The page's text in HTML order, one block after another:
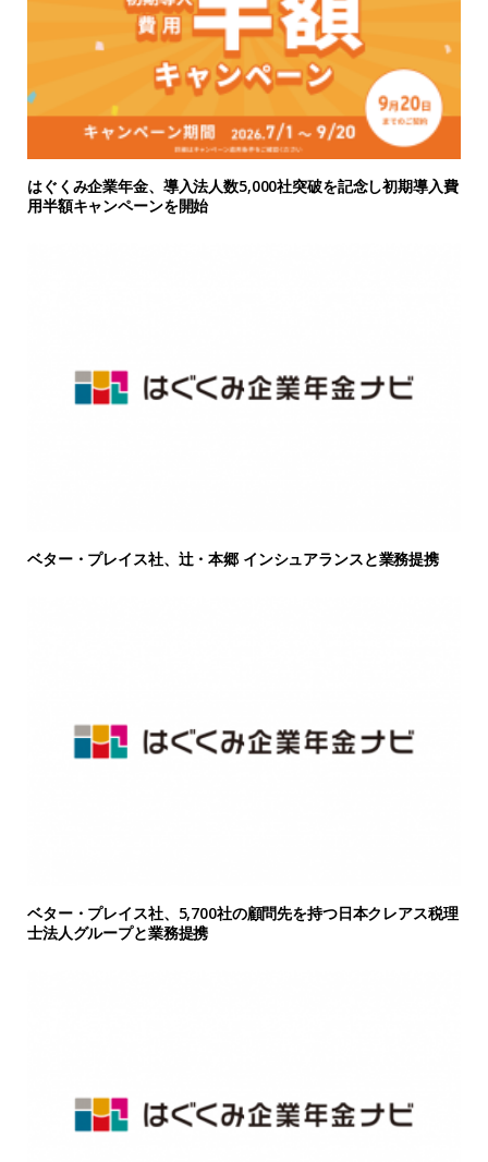
はぐくみ企業年金、導入法人数5,000社突破を記念し初期導入費
用半額キャンペーンを開始
ベター・プレイス社、辻・本郷 インシュアランスと業務提携
ベター・プレイス社、5,700社の顧問先を持つ日本クレアス税理
士法人グループと業務提携